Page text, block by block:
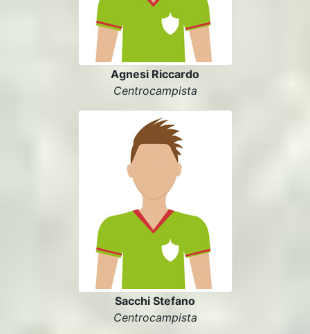
Agnesi Riccardo
Centrocampista
Sacchi Stefano
Centrocampista